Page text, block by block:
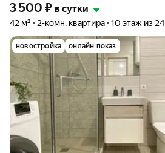
3 500 ₽ в сутки
42 м² 2-комн. квартира 10 этаж из 24
новостройка онлайн показ